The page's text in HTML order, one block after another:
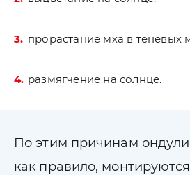
прорастание мха в теневых
размягчение на солнце.
По этим причинам
как правило,